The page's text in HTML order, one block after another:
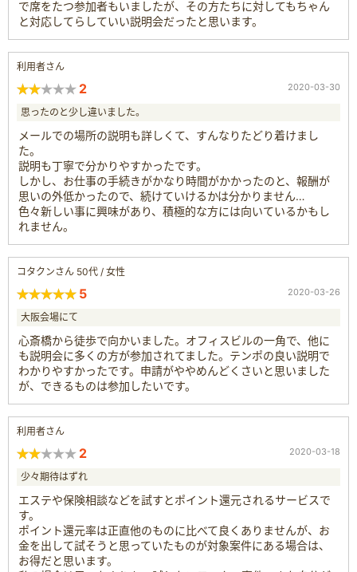
で席をたつ参加者もいましたが、その方たちに対してもちゃん
と対応してらしていい説明会だったと思います。
利用者さん
2 2020-03-30
思ったのと少し違いました。
メールでの場所の説明も詳しくて、すんなりたどり着けまし
た。
説明も丁寧で分かりやすかったです。
しかし、お仕事の手続きがかなり時間がかかったのと、報酬が
思いの外低かったので、続けていけるかは分かりません…
色々新しい事に興味があり、積極的な方には向いているかもし
れません。
コタクンさん 50代 / 女性
5 2020-03-26
大阪会場にて
心斎橋から徒歩で向かいました。オフィスビルの一角で、他に
も説明会に多くの方が参加されてました。テンポの良い説明で
わかりやすかったです。申請がややめんどくさいと思いました
が、できるものは参加したいです。
利用者さん
2 2020-03-18
少々期待はずれ
エステや保険相談などを試すとポイント還元されるサービスで
す。
ポイント還元率は正直他のものに比べて良くありませんが、お
金を出して試そうと思っていたものが対象案件にある場合は、
お得だと思います。